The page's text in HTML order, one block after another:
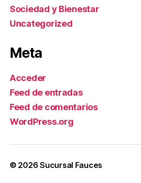
Sociedad y Bienestar
Uncategorized
Meta
Acceder
Feed de entradas
Feed de comentarios
WordPress.org
© 2026Sucursal Fauces